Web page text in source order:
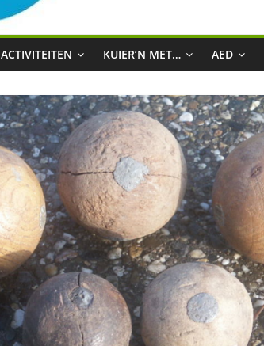
ACTIVITEITEN KUIER’N MET… AED